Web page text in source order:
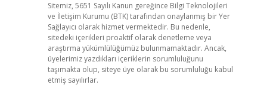
Sitemiz, 5651 Sayılı Kanun gereğince Bilgi Teknolojileri
ve İletişim Kurumu (BTK) tarafından onaylanmış bir Yer
Sağlayıcı olarak hizmet vermektedir. Bu nedenle,
sitedeki içerikleri proaktif olarak denetleme veya
araştırma yükümlülüğümüz bulunmamaktadır. Ancak,
üyelerimiz yazdıkları içeriklerin sorumluluğunu
taşımakta olup, siteye üye olarak bu sorumluluğu kabul
etmiş sayılırlar.